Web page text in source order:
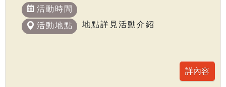
活動時間
活動地點
地點詳見活動介紹